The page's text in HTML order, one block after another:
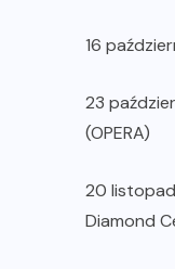
16
23
(OPERA)
20
Diamond